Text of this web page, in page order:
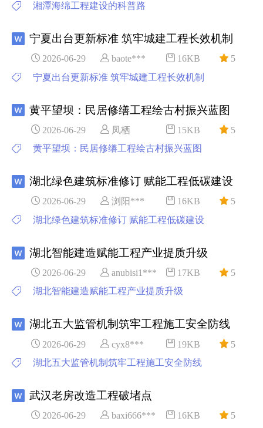
湘潭海绵工程建设的科普路
宁夏出台更新标准 筑牢城建工程长效机制
2026-06-29 baote*** 16KB
5
宁夏出台更新标准 筑牢城建工程长效机制
黄平望坝：民居修缮工程绘古村振兴蓝图
2026-06-29 凤栖 15KB
5
黄平望坝：民居修缮工程绘古村振兴蓝图
湖北绿色建筑标准修订 赋能工程低碳建设
2026-06-29 浏阳*** 16KB
5
湖北绿色建筑标准修订 赋能工程低碳建设
湖北智能建造赋能工程产业提质升级
2026-06-29 anubisi1*** 17KB
5
湖北智能建造赋能工程产业提质升级
湖北五大监管机制筑牢工程施工安全防线
2026-06-29 cyx8*** 19KB
5
湖北五大监管机制筑牢工程施工安全防线
武汉老房改造工程破堵点
2026-06-29 baxi666*** 16KB
5